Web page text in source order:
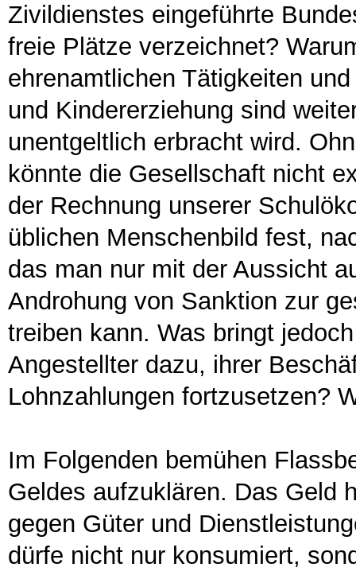
Zivildienstes eingeführte
freie Plätze verzeichnet?
ehrenamtlichen Tätigkeiten
und Kindererziehung sind
unentgeltlich erbracht wird.
könnte die Gesellschaft nicht
der Rechnung unserer
üblichen Menschenbild fest,
das man nur mit der Aussicht
Androhung von Sanktion zur
treiben kann. Was bringt
Angestellter dazu, ihrer
Lohnzahlungen fortzusetzen?
Im Folgenden bemühen
Geldes aufzuklären. Das Geld
gegen Güter und
dürfe nicht nur konsumiert,